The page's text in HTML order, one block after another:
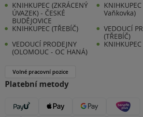
KNIHKUPEC (ZKRÁCENÝ
ÚVAZEK) - ČESKÉ
BUDĚJOVICE
Vaňkovka)
KNIHKUPEC (TŘEBÍČ)
VEDOUCÍ
(TŘEBÍČ)
VEDOUCÍ PRODEJNY
(OLOMOUC - OC HANÁ)
Volné pracovní pozice
Platební metody